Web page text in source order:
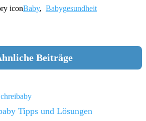
Baby, Babygesundheit
Beiträge
Tipps und Lösungen